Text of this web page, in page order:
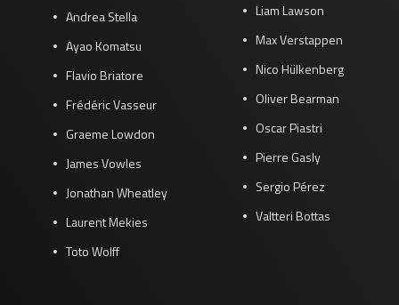
Andrea Stella
Ayao Komatsu
Flavio Briatore
Frédéric Vasseur
Graeme Lowdon
James Vowles
Jonathan Wheatley
Laurent Mekies
Toto Wolff
Liam Lawson
Max Verstappen
Nico Hülkenberg
Oliver Bearman
Oscar Piastri
Pierre Gasly
Sergio Pérez
Valtteri Bottas